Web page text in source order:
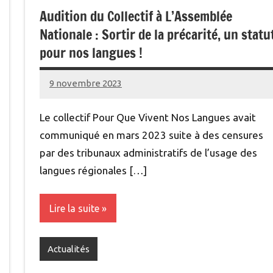
Audition du Collectif à L’Assemblée
Nationale : Sortir de la précarité, un
pour nos langues !
9 novembre 2023
Renan
Le collectif Pour Que Vivent Nos Langues avait
communiqué en mars 2023 suite à des censures
par des tribunaux administratifs de l’usage des
langues régionales […]
Lire la suite
Actualités